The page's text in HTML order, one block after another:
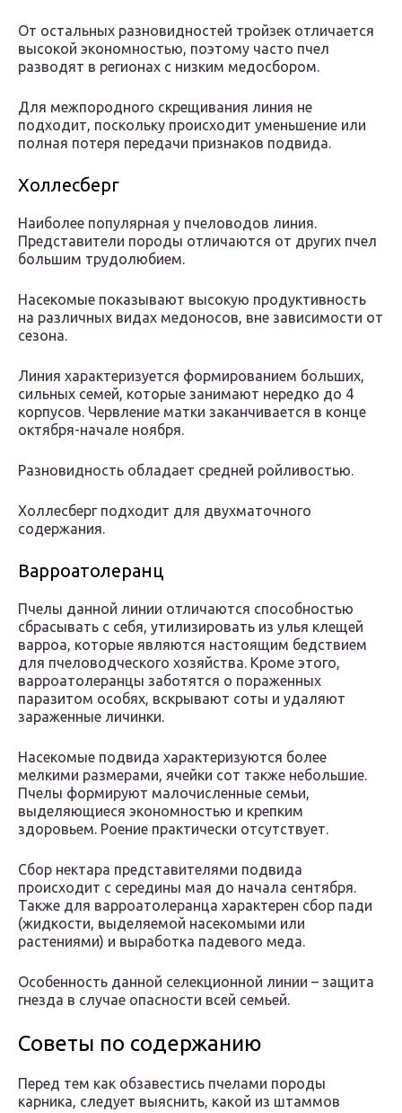
От остальных разновидностей тройзек отличается
высокой экономностью, поэтому часто пчел
разводят в регионах с низким медосбором.
Для межпородного скрещивания линия не
подходит, поскольку происходит уменьшение или
полная потеря передачи признаков подвида.
Холлесберг
Наиболее популярная у пчеловодов линия.
Представители породы отличаются от других пчел
большим трудолюбием.
Насекомые показывают высокую продуктивность
на различных видах медоносов, вне зависимости от
сезона.
Линия характеризуется формированием больших,
сильных семей, которые занимают нередко до 4
корпусов. Червление матки заканчивается в конце
октября-начале ноября.
Разновидность обладает средней ройливостью.
Холлесберг подходит для двухматочного
содержания.
Варроатолеранц
Пчелы данной линии отличаются способностью
сбрасывать с себя, утилизировать из улья клещей
варроа, которые являются настоящим бедствием
для пчеловодческого хозяйства. Кроме этого,
варроатолеранцы заботятся о пораженных
паразитом особях, вскрывают соты и удаляют
зараженные личинки.
Насекомые подвида характеризуются более
мелкими размерами, ячейки сот также небольшие.
Пчелы формируют малочисленные семьи,
выделяющиеся экономностью и крепким
здоровьем. Роение практически отсутствует.
Сбор нектара представителями подвида
происходит с середины мая до начала сентября.
Также для варроатолеранца характерен сбор пади
(жидкости, выделяемой насекомыми или
растениями) и выработка падевого меда.
Особенность данной селекционной линии – защита
гнезда в случае опасности всей семьей.
Советы по содержанию
Перед тем как обзавестись пчелами породы
карника, следует выяснить, какой из штаммов